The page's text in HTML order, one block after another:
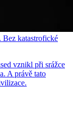
Bez katastrofické
vznikl při srážce
A právě tato